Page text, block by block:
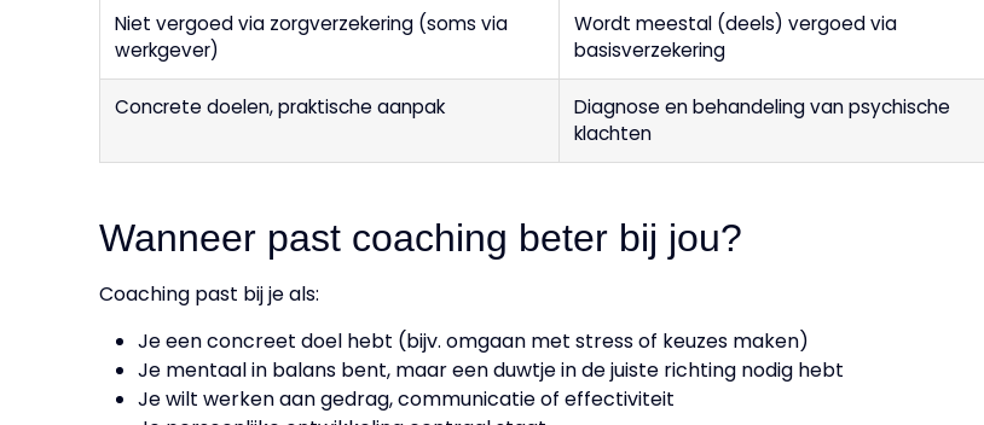
Niet vergoed via zorgverzekering (soms via
werkgever)
Wordt meestal (deels) vergoed via
basisverzekering
Concrete doelen, praktische aanpak
Diagnose en behandeling van psychische
klachten
Wanneer past coaching beter bij jou?
Coaching past bij je als:
Je een concreet doel hebt (bijv. omgaan met stress of keuzes maken)
Je mentaal in balans bent, maar een duwtje in de juiste richting nodig hebt
Je wilt werken aan gedrag, communicatie of effectiviteit